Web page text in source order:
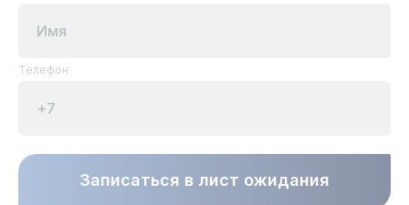
Телефон
Записаться в лист ожидания